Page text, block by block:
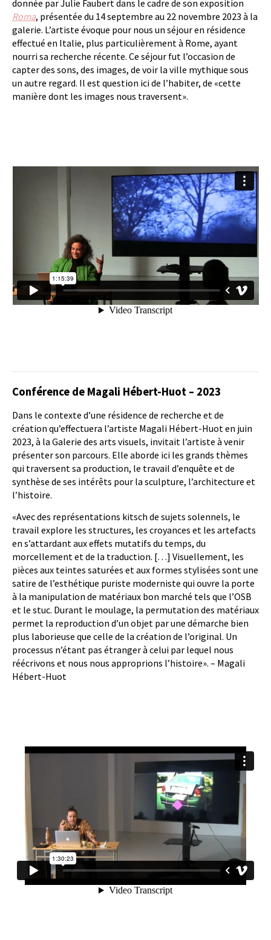
donnée par Julie Faubert dans le cadre de son exposition
Roma, présentée du 14 septembre au 22 novembre 2023 à la
galerie. L’artiste évoque pour nous un séjour en résidence
effectué en Italie, plus particulièrement à Rome, ayant
nourri sa recherche récente. Ce séjour fut l’occasion de
capter des sons, des images, de voir la ville mythique sous
un autre regard. Il est question ici de l’habiter, de «cette
manière dont les images nous traversent».
Conférence de Magali Hébert-Huot – 2023
Dans le contexte d’une résidence de recherche et de
création qu’effectuera l’artiste Magali Hébert-Huot en juin
2023, à la Galerie des arts visuels, invitait l’artiste à venir
présenter son parcours. Elle aborde ici les grands thèmes
qui traversent sa production, le travail d’enquête et de
synthèse de ses intérêts pour la sculpture, l’architecture et
l’histoire.
«Avec des représentations kitsch de sujets solennels, le
travail explore les structures, les croyances et les artefacts
en s’attardant aux effets mutatifs du temps, du
morcellement et de la traduction. […] Visuellement, les
pièces aux teintes saturées et aux formes stylisées sont une
satire de l’esthétique puriste moderniste qui ouvre la porte
à la manipulation de matériaux bon marché tels que l’OSB
et le stuc. Durant le moulage, la permutation des matériaux
permet la reproduction d’un objet par une démarche bien
plus laborieuse que celle de la création de l’original. Un
processus n’étant pas étranger à celui par lequel nous
réécrivons et nous nous approprions l’histoire». – Magali
Hébert-Huot